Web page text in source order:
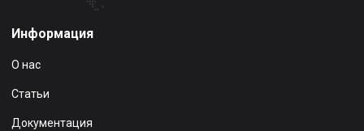
Информация
О нас
Статьи
Документация